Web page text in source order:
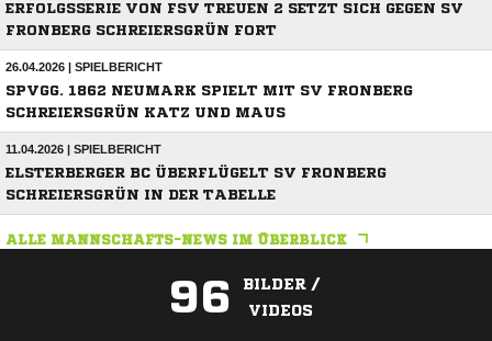
ERFOLGSSERIE VON FSV TREUEN 2 SETZT SICH GEGEN SV
FRONBERG SCHREIERSGRÜN FORT
26.04.2026 | SPIELBERICHT
SPVGG. 1862 NEUMARK SPIELT MIT SV FRONBERG
SCHREIERSGRÜN KATZ UND MAUS
11.04.2026 | SPIELBERICHT
ELSTERBERGER BC ÜBERFLÜGELT SV FRONBERG
SCHREIERSGRÜN IN DER TABELLE
ALLE MANNSCHAFTS-NEWS IM ÜBERBLICK
96
BILDER /
VIDEOS